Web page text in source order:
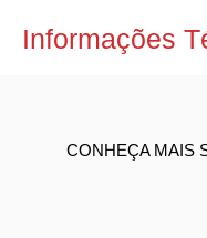
Informações
CONHEÇA MAIS